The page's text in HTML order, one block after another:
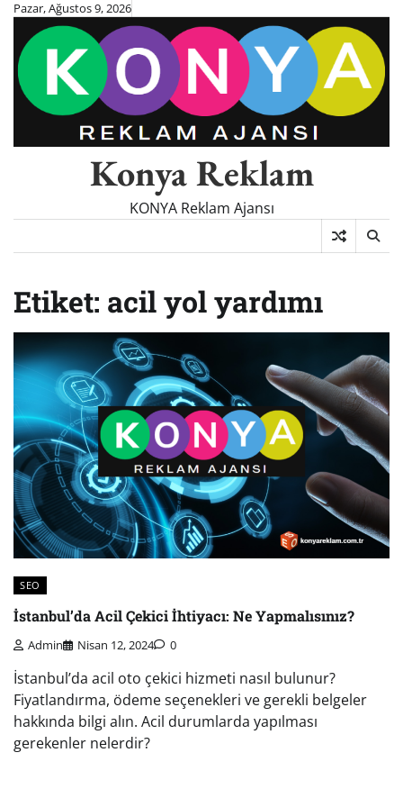
Skip
content
Pazar, Ağustos 9, 2026
Konya Reklam
KONYA Reklam Ajansı
Etiket: acil yol yardımı
SEO
İstanbul’da Acil Çekici İhtiyacı: Ne Yapmalısınız?
Admin Nisan 12, 2024 0
İstanbul’da acil oto çekici hizmeti nasıl bulunur?
Fiyatlandırma, ödeme seçenekleri ve gerekli belgeler
hakkında bilgi alın. Acil durumlarda yapılması
gerekenler nelerdir?